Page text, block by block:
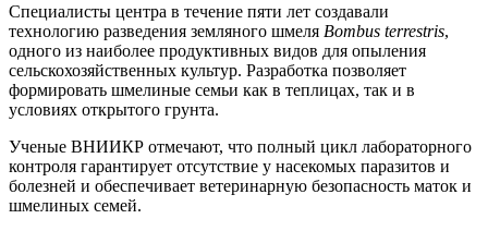
Специалисты центра в течение пяти лет создавали
технологию разведения земляного шмеля Bombus terrestris,
одного из наиболее продуктивных видов для опыления
сельскохозяйственных культур. Разработка позволяет
формировать шмелиные семьи как в теплицах, так и в
условиях открытого грунта.
Ученые ВНИИКР отмечают, что полный цикл лабораторного
контроля гарантирует отсутствие у насекомых паразитов и
болезней и обеспечивает ветеринарную безопасность маток и
шмелиных семей.